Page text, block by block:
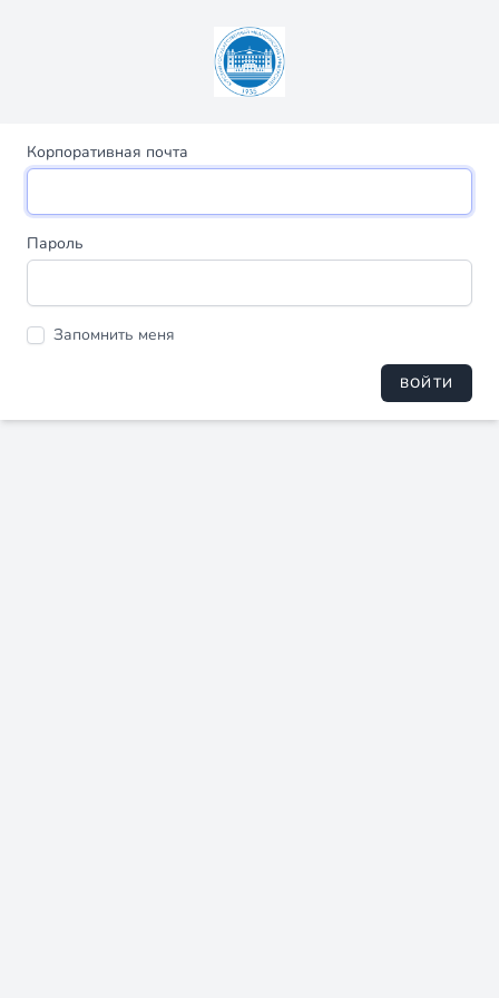
Корпоративная почта
Пароль
Запомнить меня
ВОЙТИ